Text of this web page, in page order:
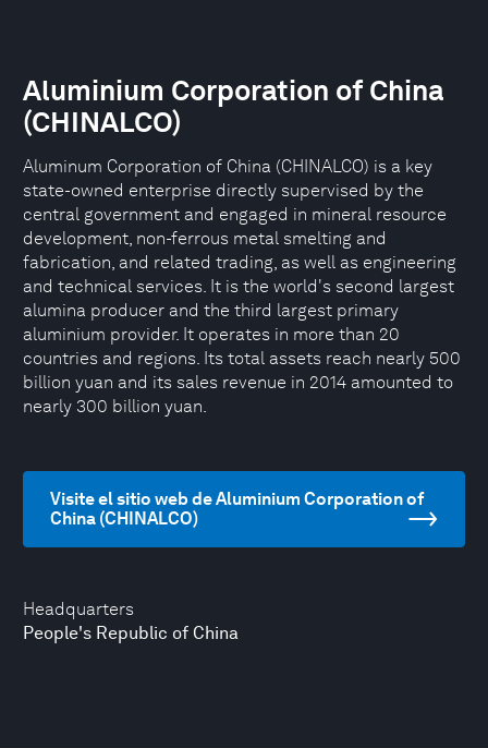
Headquarters
People's Republic of China
Aluminium Corporation of China
(CHINALCO)
Aluminum Corporation of China (CHINALCO) is a key
state-owned enterprise directly supervised by the
central government and engaged in mineral resource
development, non-ferrous metal smelting and
fabrication, and related trading, as well as engineering
and technical services. It is the world's second largest
alumina producer and the third largest primary
aluminium provider. It operates in more than 20
countries and regions. Its total assets reach nearly 500
billion yuan and its sales revenue in 2014 amounted to
nearly 300 billion yuan.
Visite el sitio web de Aluminium Corporation of
China (CHINALCO)